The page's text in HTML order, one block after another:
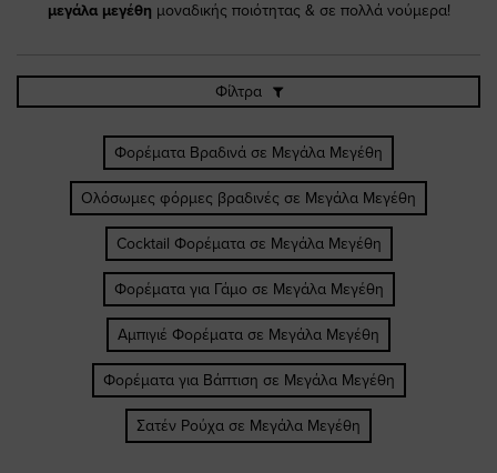
μεγάλα μεγέθη μοναδικής ποιότητας & σε πολλά νούμερα!
Φίλτρα
Φορέματα Βραδινά σε Μεγάλα Μεγέθη
Ολόσωμες φόρμες βραδινές σε Μεγάλα Μεγέθη
Cocktail Φορέματα σε Μεγάλα Μεγέθη
Φορέματα για Γάμο σε Μεγάλα Μεγέθη
Αμπιγιέ Φορέματα σε Μεγάλα Μεγέθη
Φορέματα για Βάπτιση σε Μεγάλα Μεγέθη
Σατέν Ρούχα σε Μεγάλα Μεγέθη